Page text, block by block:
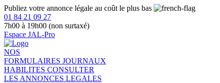
Publiez votre annonce légale au coût le plus bas
01 84 21 09 27
7h00 à 19h00 (non surtaxé)
Espace JAL-Pro
NOS
FORMULAIRES JOURNAUX
HABILITES CONSULTER
LES ANNONCES LEGALES